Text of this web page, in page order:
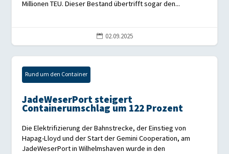
Millionen TEU. Dieser Bestand übertrifft sogar den...
 02.09.2025
Rund um den Container
JadeWeserPort steigert
Containerumschlag um 122 Prozent
Die Elektrifizierung der Bahnstrecke, der Einstieg von
Hapag-Lloyd und der Start der Gemini Cooperation, am
JadeWeserPort in Wilhelmshaven wurde in den